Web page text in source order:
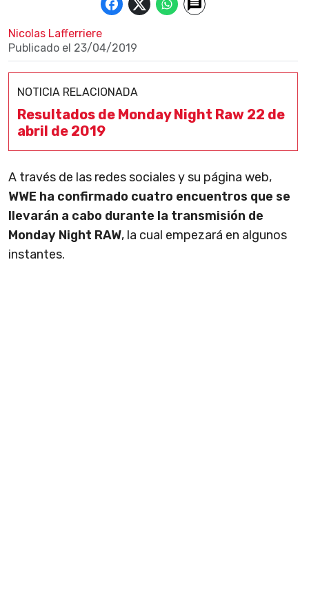
Nicolas Lafferriere
Publicado el 23/04/2019
NOTICIA RELACIONADA
Resultados de Monday Night Raw 22 de
abril de 2019
A través de las redes sociales y su página web,
WWE ha confirmado cuatro encuentros que se
llevarán a cabo durante la transmisión de
Monday Night RAW, la cual empezará en algunos
instantes.